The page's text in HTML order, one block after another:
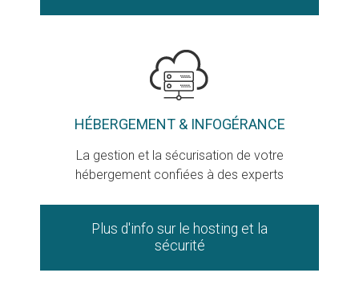
HÉBERGEMENT & INFOGÉRANCE
La gestion et la sécurisation de votre
hébergement confiées à des experts
Plus d'info sur le hosting et la
sécurité